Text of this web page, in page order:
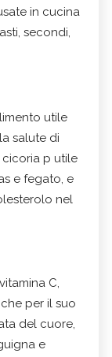
in cucina
secondi,
utile
salute di
cicoria p utile
e fegato, e
nel
C,
per il suo
del cuore,
e